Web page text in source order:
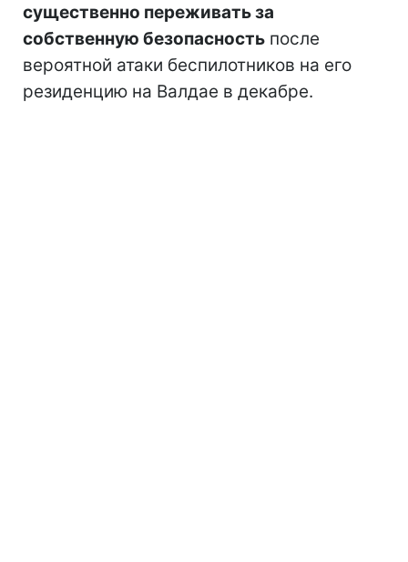
существенно переживать за
собственную безопасность после
вероятной атаки беспилотников на его
резиденцию на Валдае в декабре.